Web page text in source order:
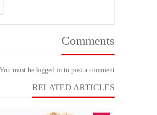
Comments
You must be logged in to post a comment.
RELATED ARTICLES